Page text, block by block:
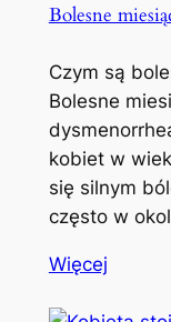
Bolesne
Czym są
Bolesne
kobiet w
się silnym
często w
Więcej